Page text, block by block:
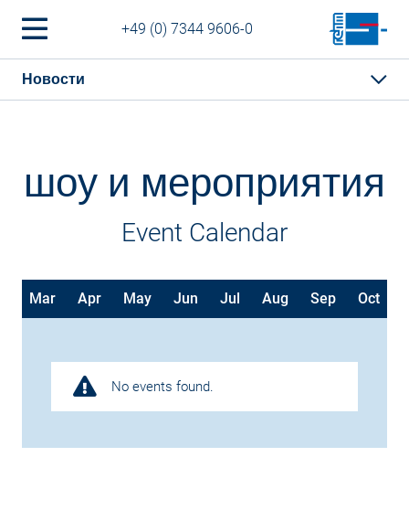
+49 (0) 7344 9606-0
Новости
шоу и мероприятия
Event Calendar
Mar Apr May Jun Jul Aug Sep Oct
No events found.